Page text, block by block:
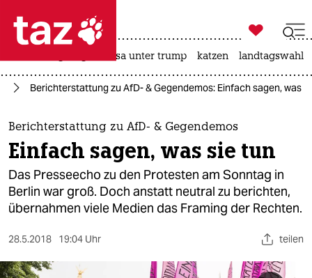
 taz zahl ich
taz zahl ich
themen
politik
öko

taz zahl ich
usa unter trump katzen landtagswahl
Berichterstattung zu AfD- & Gegendemos: Einfach sagen, was
Berichterstattung zu AfD- & Gegendemos
Einfach sagen, was sie tun
Das Presseecho zu den Protesten am Sonntag in
Berlin war groß. Doch anstatt neutral zu berichten,
übernahmen viele Medien das Framing der Rechten.
28.5.2018 19:04 Uhr teilen